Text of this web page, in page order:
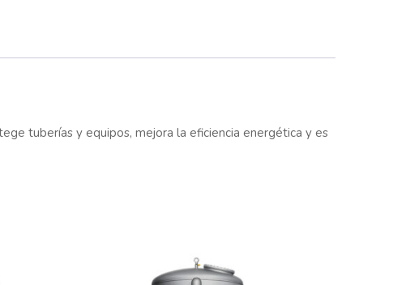
tuberías y equipos, mejora la eficiencia energética y es